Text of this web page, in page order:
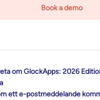
Book a demo
om GlockApps: 2026
ett e-postmeddelande